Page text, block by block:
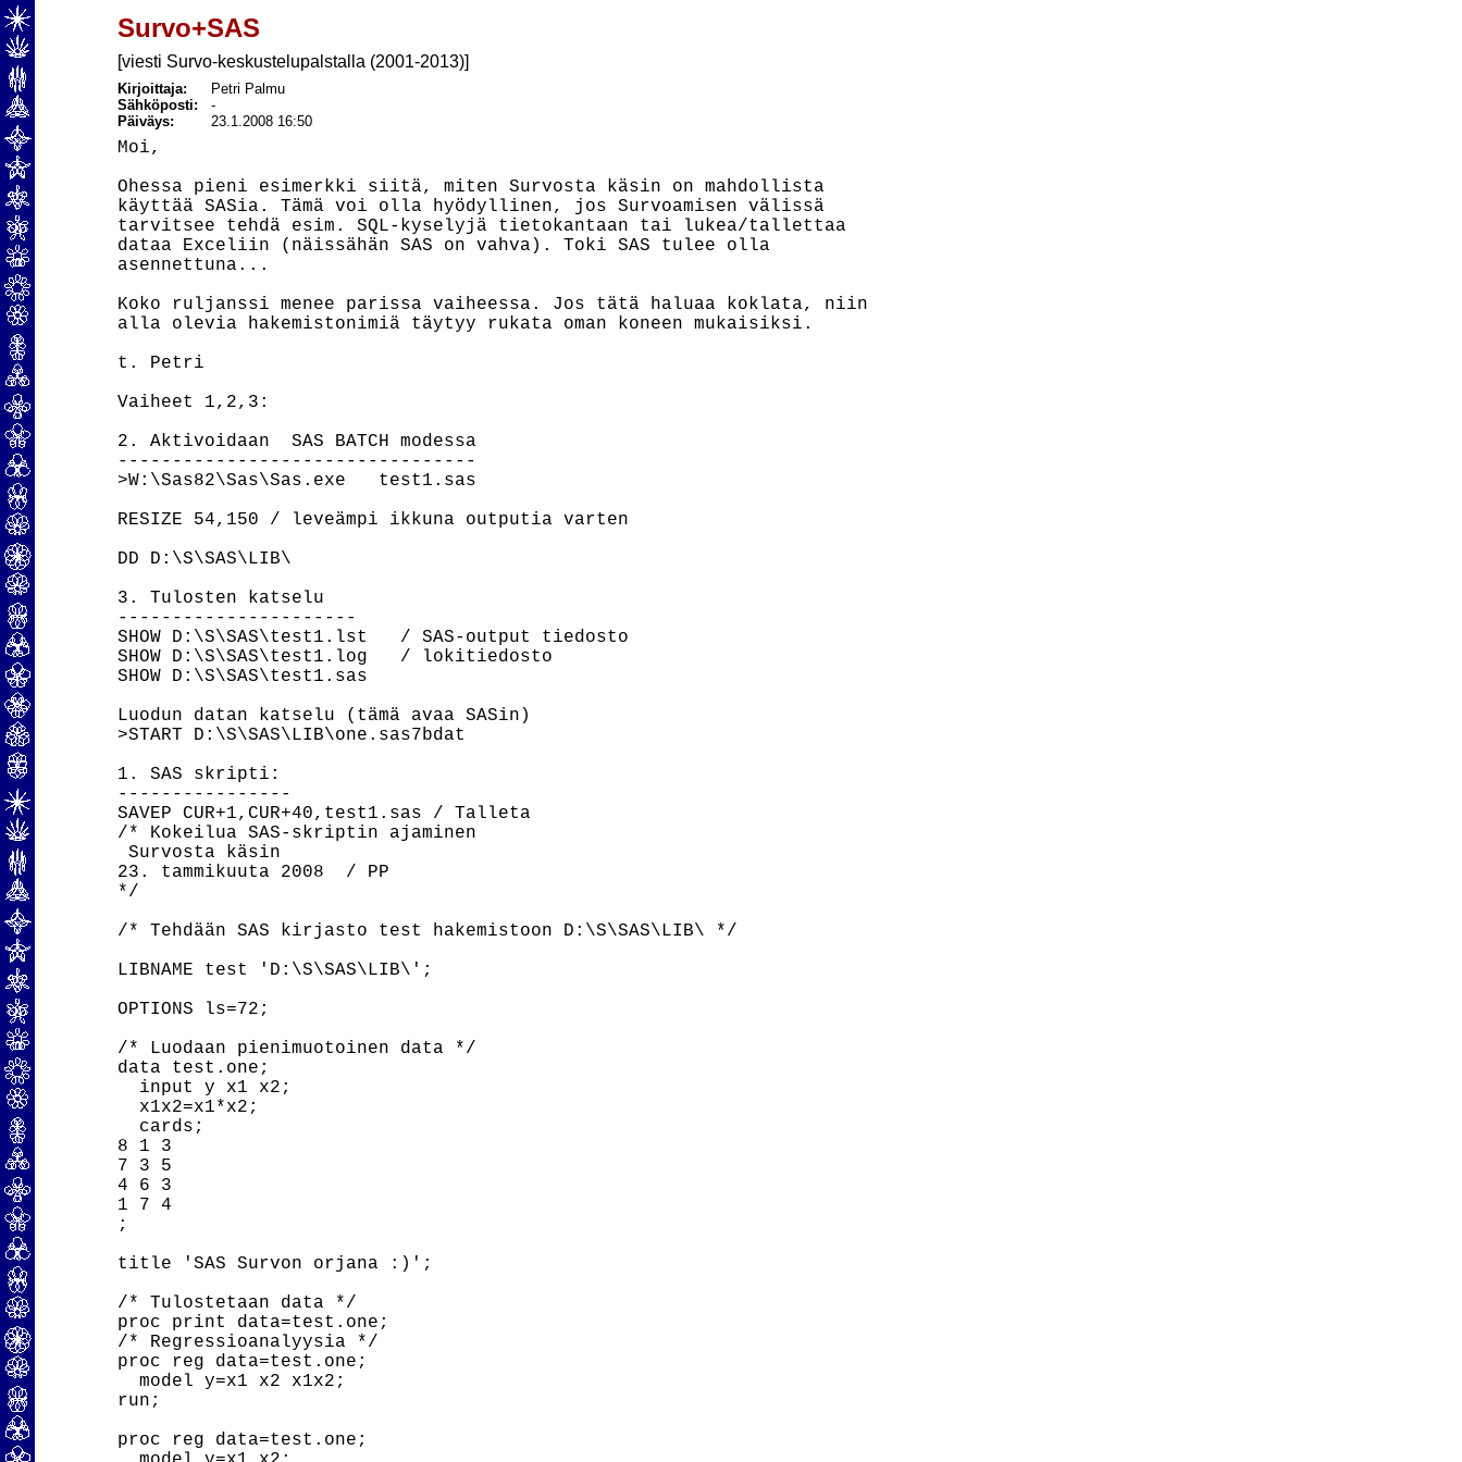
Survo+SAS
[viesti Survo-keskustelupalstalla (2001-2013)]
Kirjoittaja:
Petri Palmu
Sähköposti: -
Päiväys:
23.1.2008 16:50
Moi,
Ohessa pieni esimerkki siitä, miten Survosta käsin on mahdollista
käyttää SASia. Tämä voi olla hyödyllinen, jos Survoamisen välissä
tarvitsee tehdä esim. SQL-kyselyjä tietokantaan tai lukea/tallettaa
dataa Exceliin (näissähän SAS on vahva). Toki SAS tulee olla
asennettuna...
Koko ruljanssi menee parissa vaiheessa. Jos tätä haluaa koklata, niin
alla olevia hakemistonimiä täytyy rukata oman koneen mukaisiksi.
t. Petri
Vaiheet 1,2,3:
2. Aktivoidaan  SAS BATCH modessa
---------------------------------
>W:\Sas82\Sas\Sas.exe   test1.sas
RESIZE 54,150 / leveämpi ikkuna outputia varten
DD D:\S\SAS\LIB\
3. Tulosten katselu
----------------------
SHOW D:\S\SAS\test1.lst   / SAS-output tiedosto
SHOW D:\S\SAS\test1.log   / lokitiedosto
SHOW D:\S\SAS\test1.sas
Luodun datan katselu (tämä avaa SASin)
>START D:\S\SAS\LIB\one.sas7bdat
1. SAS skripti:
----------------
SAVEP CUR+1,CUR+40,test1.sas / Talleta
/* Kokeilua SAS-skriptin ajaminen
Survosta käsin
23. tammikuuta 2008  / PP
*/
/* Tehdään SAS kirjasto test hakemistoon D:\S\SAS\LIB\ */
LIBNAME test 'D:\S\SAS\LIB\';
OPTIONS ls=72;
/* Luodaan pienimuotoinen data */
data test.one;
  input y x1 x2;
  x1x2=x1*x2;
  cards;
8 1 3
7 3 5
4 6 3
1 7 4
;
title 'SAS Survon orjana :)';
/* Tulostetaan data */
proc print data=test.one;
/* Regressioanalyysia */
proc reg data=test.one;
  model y=x1 x2 x1x2;
run;
proc reg data=test.one;